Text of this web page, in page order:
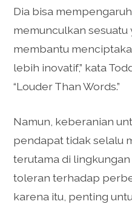
Dia bisa
memunculkan sesuatu
membantu
lebih inovatif,” kata
“Louder Than Words.”
Namun, keberanian
pendapat tidak selalu
terutama di
toleran terhadap
karena itu, penting